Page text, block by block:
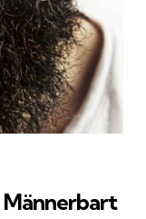
Männerbart